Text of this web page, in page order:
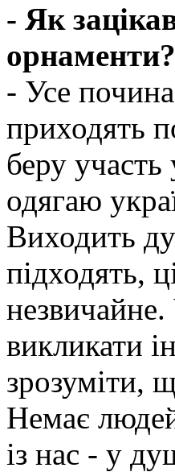
- Як
орнаменти?
- Усе
приходять
беру
одягаю
Виходить
підходять,
викликати
зрозуміти,
Немає
із нас - у